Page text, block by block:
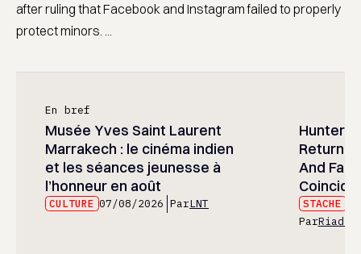
after ruling that Facebook and Instagram failed to properly
protect minors. ...
En bref
Musée Yves Saint Laurent
Marrakech : le cinéma indien
et les séances jeunesse à
l’honneur en août
CULTURE 07/08/2026 ParLNT
Hunter
And
STACHE
ParRiad